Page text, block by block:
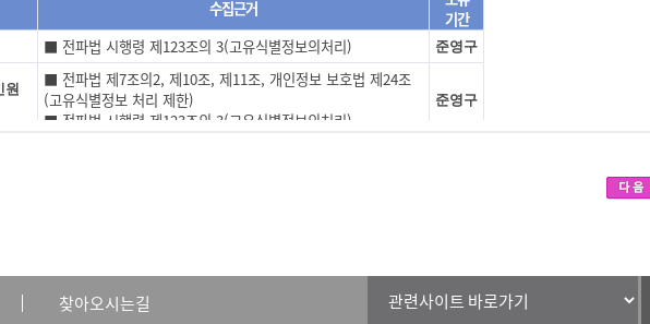
를 부여합니다.
경 하고자 하는 경우에는 해당 ID를 해지하고 재가입해야 합니다.(확인필요)
부처의 정보제공사이트의 이용자ID와 연결될 수 있습니다.
수집근거
기간
■ 전파법 시행령 제123조의 3(고유식별정보의처리) 준영구
원
■ 전파법 제7조의2, 제10조, 제11조, 개인정보 보호법 제24조
(고유식별정보 처리 제한)
■ 전파법 시행령 제123조의 3(고유식별정보의처리)
준영구
■ 전파법 시행령 제123조의 3(고유식별정보의처리)
■ 개인정보 보호법 제15조제1항제3호(법령등에서 정한 소관업
준영구
찾아오시는길